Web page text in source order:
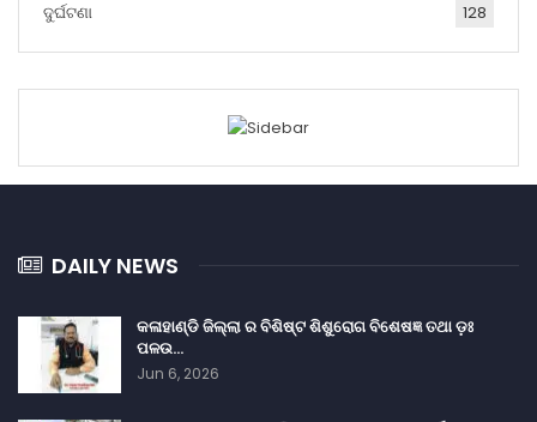
ଦୁର୍ଘଟଣା 128
DAILY NEWS
କଳାହାଣ୍ଡି ଜିଲ୍ଲା ର ବିଶିଷ୍ଟ ଶିଶୁରୋଗ ବିଶେଷଜ୍ଞ ତଥା ଡ଼ଃ
ପଳଉ…
Jun 6, 2026